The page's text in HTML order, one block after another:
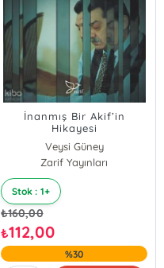
İnanmış Bir Akif’in
Hikayesi
Veysi Güney
Zarif Yayınları
Stok : 1+
₺160,00
₺112,00
%30